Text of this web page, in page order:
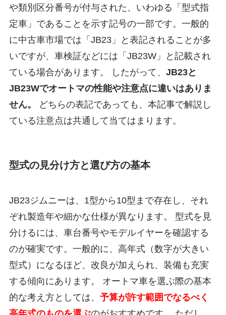
や類別区分番号が付与された、いわゆる「型式指
定車」であることを示す記号の一部です。一般的
に中古車市場では「JB23」と表記されることが多
いですが、車検証などには「JB23W」と記載され
ている場合があります。 したがって、 JB23と
JB23Wでオートマの性能や注意点に違いはありま
せん。
どちらの表記であっても、本記事で解説し
ている注意点は共通して当てはまります。
型式の見分け方と選び方の基本
JB23ジムニーは、1型から10型まで存在し、それ
ぞれ製造年や細かな仕様が異なります。 型式を見
分けるには、車台番号やモデルイヤーを確認する
のが確実です。一般的に、高年式（数字が大きい
型式）になるほど、改良が加えられ、装備も充実
する傾向にあります。 オートマ車を選ぶ際の基本
的な考え方としては、 予算が許す範囲でなるべく